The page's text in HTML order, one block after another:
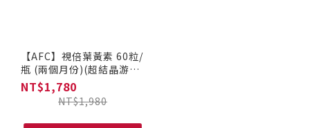
【AFC】視倍葉黃素 60粒/
瓶 (兩個月份)(超結晶游離
性4倍吸收) (日本原裝)
NT$1,780
NT$1,980